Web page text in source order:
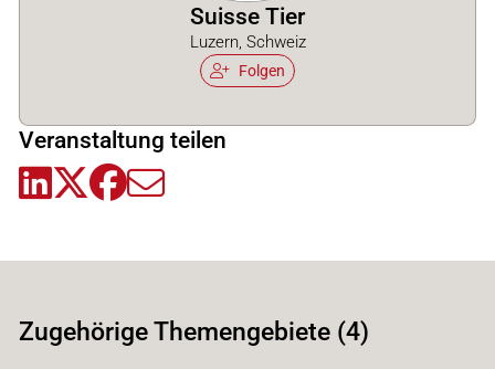
Suisse Tier
Luzern, Schweiz
Folgen
Veranstaltung teilen
Zugehörige Themengebiete (4)